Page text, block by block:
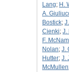
Lang; H.
A.
Bostick;
Cienki; J.
F.
Nolan; J.
Hutter; J.
McMullen